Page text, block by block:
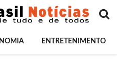
ENTRETENIMENTO